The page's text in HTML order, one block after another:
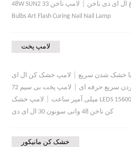
ای دی ناخن
لامپ ناخن 48W SUN2 33
Bulbs Art Flash Curing Nail Nail Lamp
لامپ پخت
لامپ خشک کن ال ای
لامپ پخت بی سیم 72
لامپ خشک
کن ناخن 48 واتی سونون 30 ال ای دی
خشک کن مانیکور